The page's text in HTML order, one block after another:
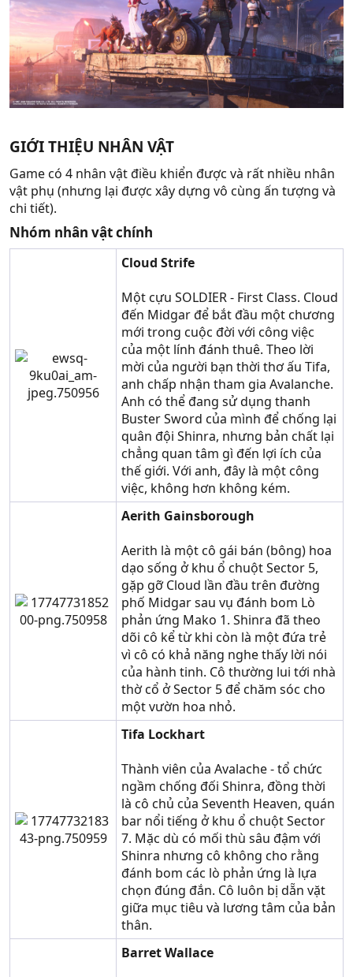
GIỚI THIỆU NHÂN VẬT​
Game có 4 nhân vật điều khiển được và rất nhiều nhân
vật phụ (nhưng lại được xây dựng vô cùng ấn tượng và
chi tiết).
Nhóm nhân vật chính
Cloud Strife
Một cựu SOLDIER - First Class. Cloud
đến Midgar để bắt đầu một chương
mới trong cuộc đời với công việc
của một lính đánh thuê. Theo lời
mời của người bạn thời thơ ấu Tifa,
anh chấp nhận tham gia Avalanche.
Anh có thể đang sử dụng thanh
Buster Sword của mình để chống lại
quân đội Shinra, nhưng bản chất lại
chẳng quan tâm gì đến lợi ích của
thế giới. Với anh, đây là một công
việc, không hơn không kém.
Aerith Gainsborough
Aerith là một cô gái bán (bông) hoa
dạo sống ở khu ổ chuột Sector 5,
gặp gỡ Cloud lần đầu trên đường
phố Midgar sau vụ đánh bom Lò
phản ứng Mako 1. Shinra đã theo
dõi cô kể từ khi còn là một đứa trẻ
vì cô có khả năng nghe thấy lời nói
của hành tinh. Cô thường lui tới nhà
thờ cổ ở Sector 5 để chăm sóc cho
một vườn hoa nhỏ.
Tifa Lockhart
Thành viên của Avalache - tổ chức
ngầm chống đối Shinra, đồng thời
là cô chủ của Seventh Heaven, quán
bar nổi tiếng ở khu ổ chuột Sector
7. Mặc dù có mối thù sâu đậm với
Shinra nhưng cô không cho rằng
đánh bom các lò phản ứng là lựa
chọn đúng đắn. Cô luôn bị dẵn vặt
giữa mục tiêu và lương tâm của bản
thân.
Barret Wallace